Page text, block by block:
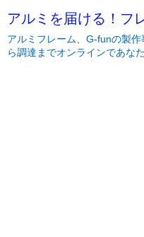
アルミを届ける！フ
アルミフレーム、G-funの製
ら調達までオンラインであな